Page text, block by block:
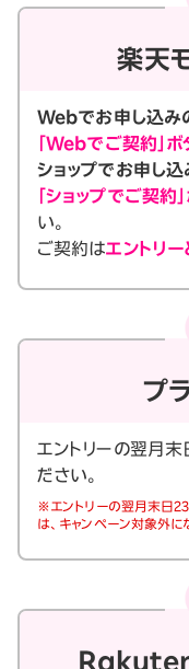
楽天
Webでお申し込み
「Webでご契約」ボ
ショップでお申し
「ショップでご契約
い。
ご契約はエントリ
プ
エントリーの翌月
ださい。
※エントリーの翌月末日
は、キャンペーン対象外に